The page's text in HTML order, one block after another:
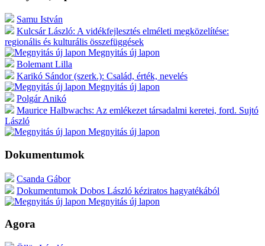
Samu István
Kulcsár László: A vidékfejlesztés elméleti megközelítése:
regionális és kulturális összefüggések
Megnyitás új lapon
Bolemant Lilla
Karikó Sándor (szerk.): Család, érték, nevelés
Megnyitás új lapon
Polgár Anikó
Maurice Halbwachs: Az emlékezet társadalmi keretei, ford. Sujtó
László
Megnyitás új lapon
Dokumentumok
Csanda Gábor
Dokumentumok Dobos László kéziratos hagyatékából
Megnyitás új lapon
Agora